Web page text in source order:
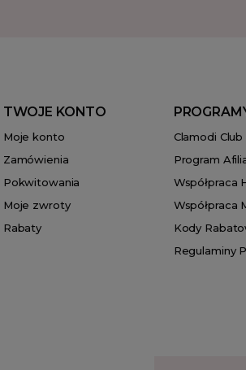
TWOJE KONTO
Moje konto
Zamówienia
Pokwitowania
Moje zwroty
Rabaty
Clamodi Club
Program
Współpraca
Współpraca
Kody
Regulaminy